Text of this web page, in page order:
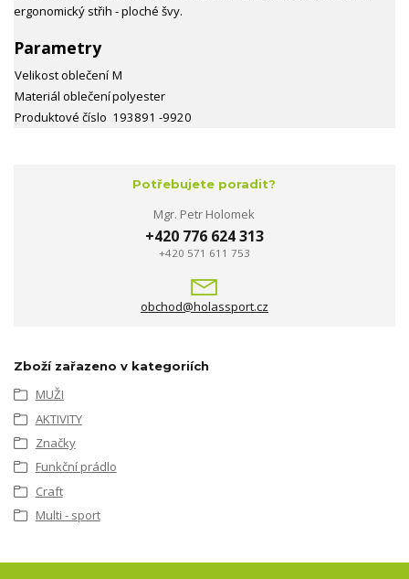
ergonomický střih - ploché švy.
Parametry
Velikost oblečení M
Materiál oblečenípolyester
Produktové číslo 193891 -9920
Potřebujete poradit?
Mgr. Petr Holomek
+420 776 624 313
+420 571 611 753
obchod@holassport.cz
Zboží zařazeno v kategoriích
MUŽI
AKTIVITY
Značky
Funkční prádlo
Craft
Multi - sport